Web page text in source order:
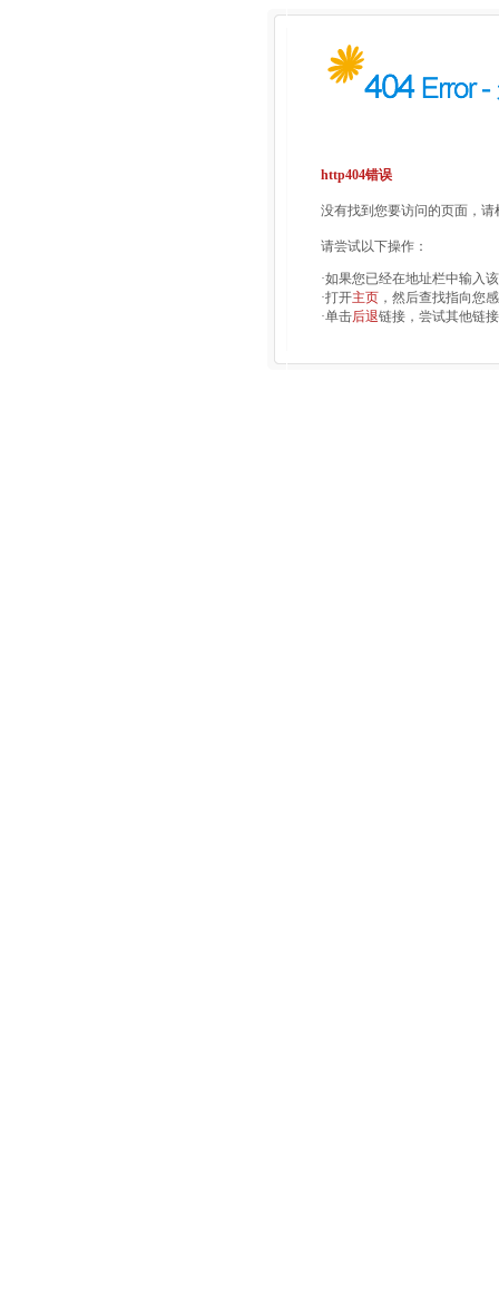
http404错误
没有找到您要访问的页面，
请尝试以下操作：
·如果您已经在地址栏中输入
·打开主页 ，然后查找指向您
·单击后退链接，尝试其他链